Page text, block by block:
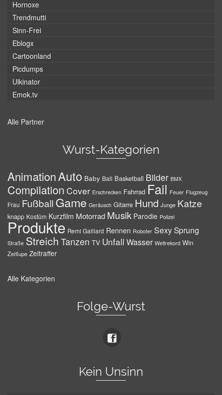
Hornoxe
Trendmutti
Sinn-Frei
Eblogx
Cartoonland
Picdumps
Ulkinator
Emok.tv
Alle Partner
Wurst-Kategorien
AnimationAuto Baby Ball Basketball Bilder BMX
Compilation Cover Erschrecken Fahrrad Fail Feuer Flugzeug
Frau Fußball Game Geräusch Gitarre Hund Junge Katze
knapp Kostüm Kurzfilm Motorrad Musik Parodie Polizei
Produkte Remi Gaillard Rennen Roboter SexySprung
Straße Streich Tanzen TV Unfall Wasser Weltrekord Win
Zeitlupe Zeitraffer
Alle Kategorien
Folge-Wurst
Kein Unsinn